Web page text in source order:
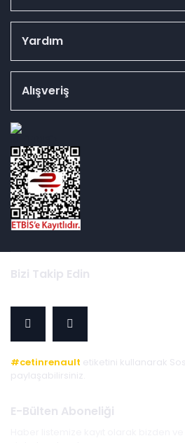
Yardım
Alışveriş
Bizi Takip Edin
#cetinrenault etiketini kullanarak
paylaşabilirsiniz.
E-Bülten Aboneliği